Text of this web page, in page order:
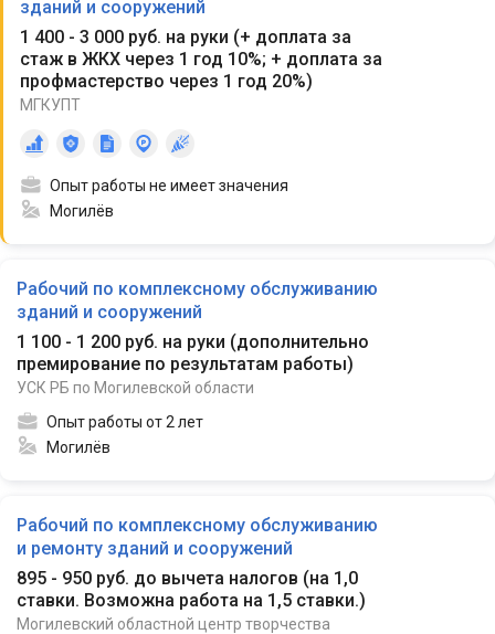
зданий и сооружений
1 400 - 3 000 руб. на руки (+ доплата за
стаж в ЖКХ через 1 год 10%; + доплата за
профмастерство через 1 год 20%)
МГКУПТ
Опыт работы не имеет значения
Могилёв
Рабочий по комплексному обслуживанию
зданий и сооружений
1 100 - 1 200 руб. на руки (дополнительно
премирование по результатам работы)
УСК РБ по Могилевской области
Опыт работы от 2 лет
Могилёв
Рабочий по комплексному обслуживанию
и ремонту зданий и сооружений
895 - 950 руб. до вычета налогов (на 1,0
ставки. Возможна работа на 1,5 ставки.)
Могилевский областной центр творчества